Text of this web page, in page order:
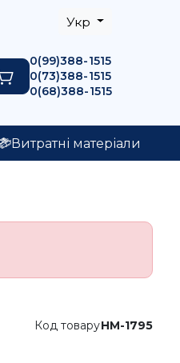
Укр
0(99)388-1515
0(73)388-1515
0(68)388-1515
Витратні матеріали
Код товаруHM-1795